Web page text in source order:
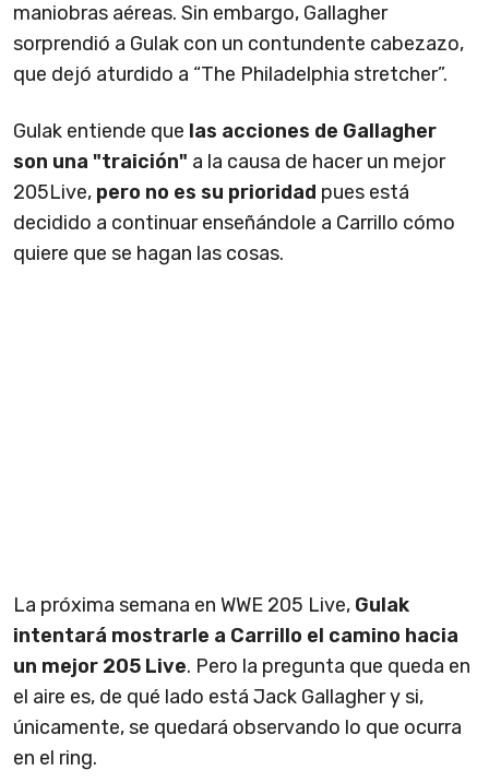
maniobras aéreas. Sin embargo, Gallagher
sorprendió a Gulak con un contundente cabezazo,
que dejó aturdido a “The Philadelphia stretcher”.
Gulak entiende que las acciones de Gallagher
son una "traición" a la causa de hacer un mejor
205Live, pero no es su prioridad pues está
decidido a continuar enseñándole a Carrillo cómo
quiere que se hagan las cosas.
La próxima semana en WWE 205 Live, Gulak
intentará mostrarle a Carrillo el camino hacia
un mejor 205 Live. Pero la pregunta que queda en
el aire es, de qué lado está Jack Gallagher y si,
únicamente, se quedará observando lo que ocurra
en el ring.